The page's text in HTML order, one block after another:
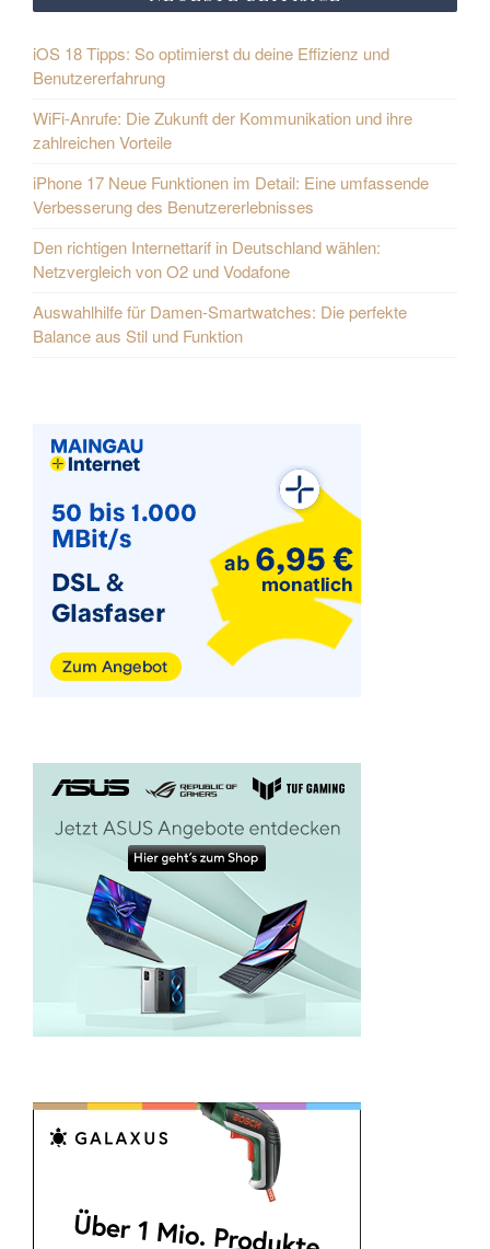
iOS 18 Tipps: So optimierst du deine Effizienz und
Benutzererfahrung
WiFi-Anrufe: Die Zukunft der Kommunikation und ihre
zahlreichen Vorteile
iPhone 17 Neue Funktionen im Detail: Eine umfassende
Verbesserung des Benutzererlebnisses
Den richtigen Internettarif in Deutschland wählen:
Netzvergleich von O2 und Vodafone
Auswahlhilfe für Damen-Smartwatches: Die perfekte
Balance aus Stil und Funktion